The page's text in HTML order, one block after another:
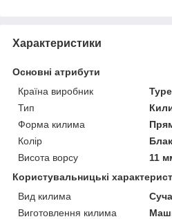
Характеристики
Основні атрибути
Країна виробник
Тип
Форма килима
Колір
Висота ворсу
11
Користувальницькі
Вид килима
Виготовлення килима